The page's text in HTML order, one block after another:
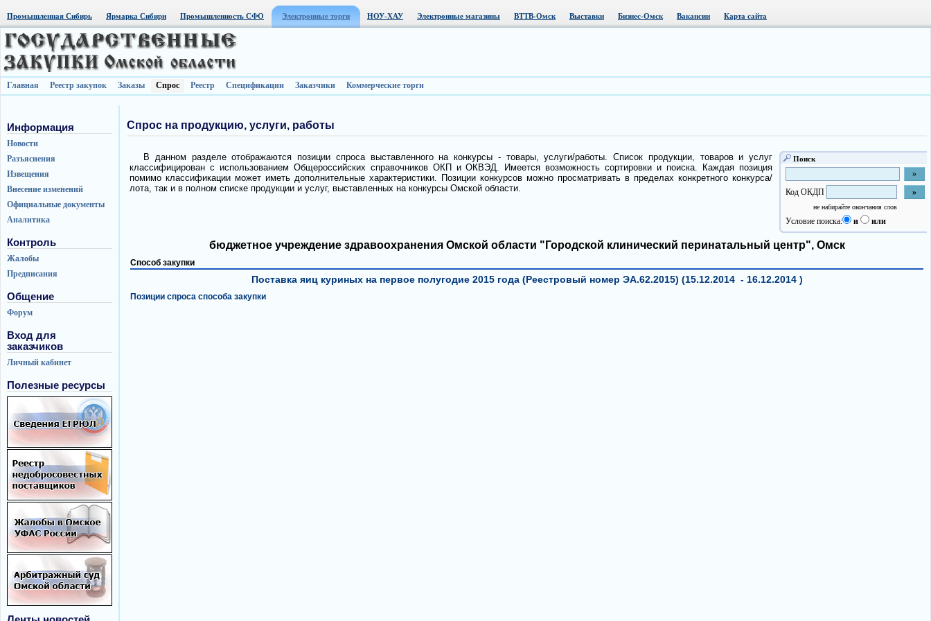
Промышленная Сибирь Ярмарка Сибири Промышленность СФО Электронные торги НОУ-ХАУ Электронные магазины ВТТВ-Омск Выставки Бизнес-Омск Вакансии Карта сайта
Главная Реестр закупок Заказы Спрос Реестр Спецификации Заказчики Коммерческие торги
Информация
Новости
Разъяснения
Извещения
Внесение изменений
Официальные документы
Аналитика
Контроль
Жалобы
Предписания
Общение
Форум
Вход для
заказчиков
Личный кабинет
Полезные ресурсы
Спрос на продукцию, услуги, работы
В данном разделе отображаются позиции спроса выставленного на конкурсы - товары, услуги/работы. Список продукции, товаров и услуг
классифицирован с использованием Общероссийских справочников ОКП и ОКВЭД. Имеется возможность сортировки и поиска. Каждая позиция
помимо классификации может иметь дополнительные характеристики. Позиции конкурсов можно просматривать в пределах конкретного конкурса/
лота, так и в полном списке продукции и услуг, выставленных на конкурсы Омской области.
Поиск
Код ОКДП
не набирайте окончания слов
Условие поиска: и или
бюджетное учреждение здравоохранения Омской области "Городской клинический перинатальный центр", Омск
Способ закупки
Поставка яиц куриных на первое полугодие 2015 года (Реестровый номер ЭА.62.2015) (15.12.2014 - 16.12.2014 )
Позиции спроса способа закупки